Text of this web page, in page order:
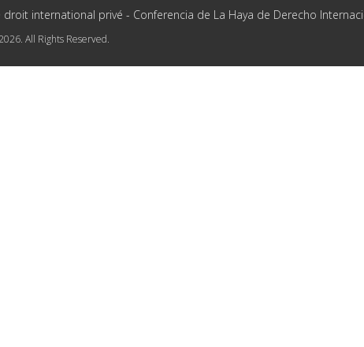
international privé - Conferencia de La Haya de Derecho
All Rights Reserved.